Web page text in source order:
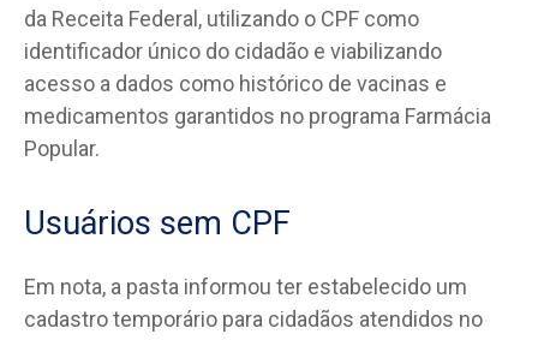
da Receita Federal, utilizando o CPF como
identificador único do cidadão e viabilizando
acesso a dados como histórico de vacinas e
medicamentos garantidos no programa Farmácia
Popular.
Usuários sem CPF
Em nota, a pasta informou ter estabelecido um
cadastro temporário para cidadãos atendidos no